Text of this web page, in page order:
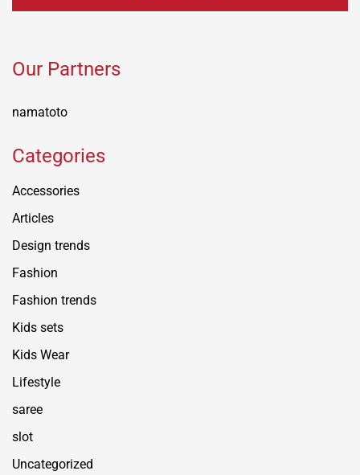
Our Partners
namatoto
Categories
Accessories
Articles
Design trends
Fashion
Fashion trends
Kids sets
Kids Wear
Lifestyle
saree
slot
Uncategorized